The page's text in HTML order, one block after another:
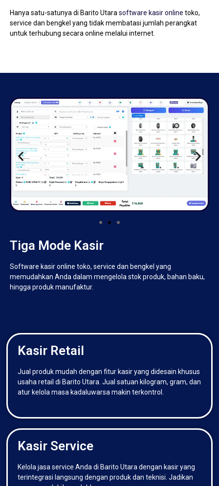
Hanya satu-satunya di Barito Utarasoftware kasir online toko,
service dan bengkel yang tidak membatasi jumlah perangkat
untuk terhubung secara online melalui internet.
Tiga Mode Kasir
Software kasir online toko, service dan bengkel yang
memudahkan Anda dalam mengelola stok produk, bahan baku,
hingga produk manufaktur.
Kasir Retail
Jual produk mudah dengan fitur kasir yang didesain khusus
usaha retail di Barito Utara. Jual satuan kilogram, gram, dan
atur kelola masa kadaluwarsa makin terkontrol.
Kasir Service
Kelola jasa service Anda di Barito Utara dengan kasir yang
terintegrasi langsung dengan produk dan teknisi. Jadikan